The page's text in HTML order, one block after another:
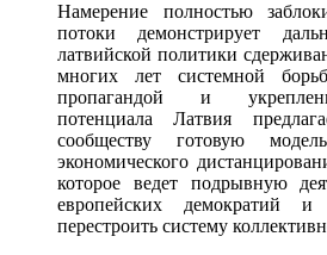
Намерение полностью
потоки демонстрирует
латвийской политики
многих лет системной
пропагандой и
потенциала Латвия
сообществу готовую
экономического
которое ведет подрывную
европейских демократий и
перестроить систему